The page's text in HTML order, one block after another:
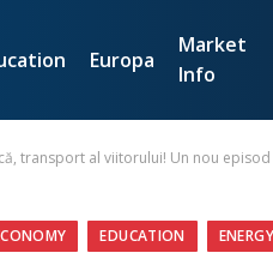
Europa
Market
Info
transport al viitorului! Un nou episod
EDUCATION ENERGY